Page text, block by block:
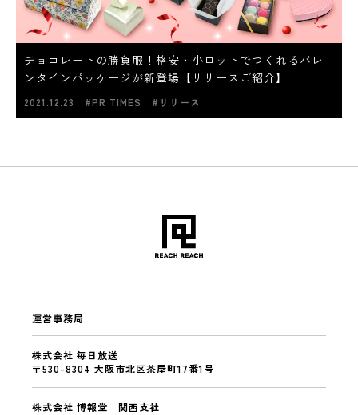
チョコレートの勝負服！格安・小ロットでつくれるバレ
ンタインパッケージが新登場【リリースご紹介】
2021.12.23 #PR TIMES #リリース
運営事務局
株式会社 毎日放送
〒530-8304 大阪市北区茶屋町17番1号
株式会社 博報堂 関西支社